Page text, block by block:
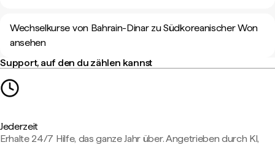
Wechselkurse von Bahrain-Dinar zu Südkoreanischer Won
ansehen
Support, auf den du zählen kannst
Jederzeit
Erhalte 24/7 Hilfe, das ganze Jahr über. Angetrieben durch KI,